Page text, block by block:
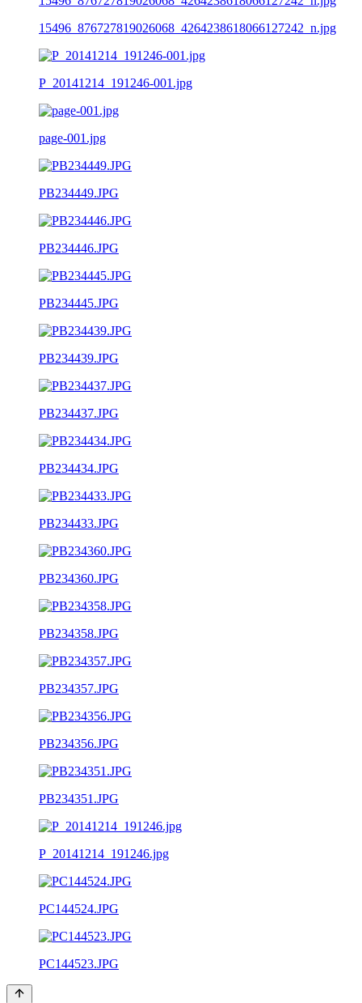
15496_876727819026068_4264238618066127242_n.jpg
P_20141214_191246-001.jpg
page-001.jpg
PB234449.JPG
PB234446.JPG
PB234445.JPG
PB234439.JPG
PB234437.JPG
PB234434.JPG
PB234433.JPG
PB234360.JPG
PB234358.JPG
PB234357.JPG
PB234356.JPG
PB234351.JPG
P_20141214_191246.jpg
PC144524.JPG
PC144523.JPG